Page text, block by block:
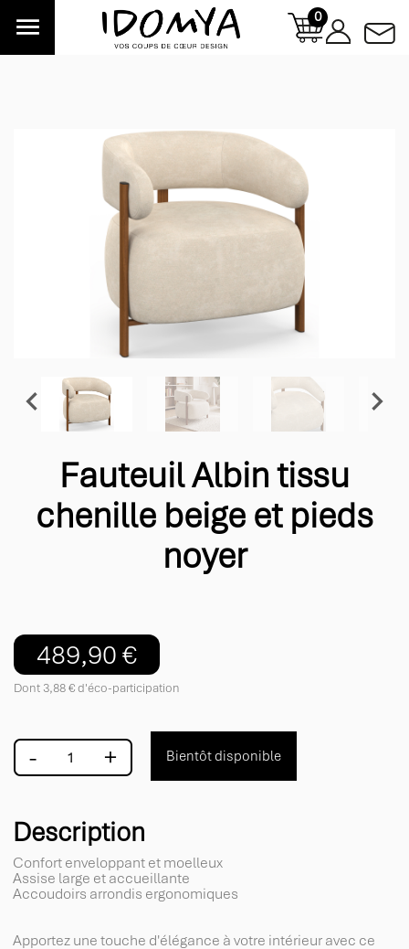
 0
 
Fauteuil Albin tissu
chenille beige et pieds
noyer
489,90 €
Dont 3,88 € d'éco-participation
- + Bientôt disponible
Description
Confort enveloppant et moelleux
Assise large et accueillante
Accoudoirs arrondis ergonomiques
Apportez une touche d'élégance à votre intérieur avec ce